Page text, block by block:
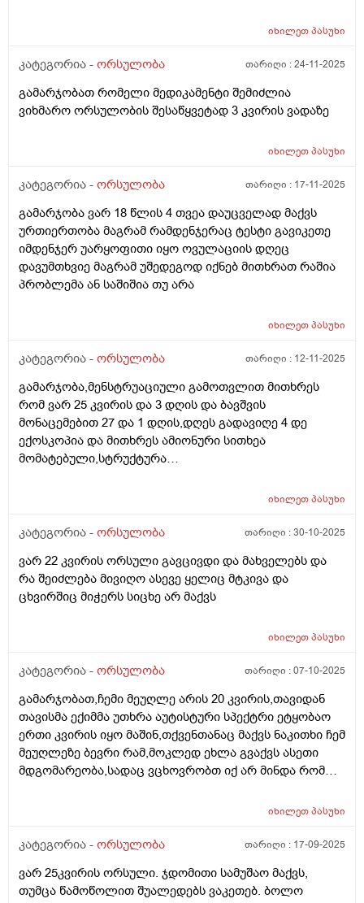
იხილეთპასუხი
კატეგორია - ორსულობა თარიღი :24-11-2025
გამარჯობათ რომელი მედიკამენტი შემიძლია
ვიხმარო ორსულობის შესაწყვეტად 3 კვირის ვადაზე
იხილეთპასუხი
კატეგორია - ორსულობა თარიღი : 17-11-2025
გამარჯობა ვარ 18 წლის 4 თვეა დაუცველად მაქვს
ურთიერთობა მაგრამ რამდენჯერაც ტესტი გავიკეთე
იმდენჯერ უარყოფითი იყო ოვულაციის დღეც
დავუმთხვიე მაგრამ უშედეგოდ იქნებ მითხრათ რაშია
პრობლემა ან საშიშია თუ არა
იხილეთპასუხი
კატეგორია - ორსულობა თარიღი : 12-11-2025
გამარჯობა,მენსტრუაციული გამოთვლით მითხრეს
რომ ვარ 25 კვირის და 3 დღის და ბავშვის
მონაცემებით 27 და 1 დღის,დღეს გადავიღე 4 დე
ექოსკოპია და მითხრეს ამიონური სითხეა
მომატებული,სტრუქტურა
ნაადრევი მშობიარობის,მაქვს ამ ბოლოს წელის
და ხაჭოსებრი გამონადენი,ნაცხის ანალიზმა კანდიდა
იხილეთპასუხი
კატეგორია - ორსულობა თარიღი :30-10-2025
ვარ 22 კვირის ორსული გავცივდი და მახველებს და
რა შეიძლება მივიღო ასევე ყელიც მტკივა და
ცხვირშიც მიჭერს სიცხე არ მაქვს
იხილეთპასუხი
კატეგორია - ორსულობა თარიღი :07-10-2025
გამარჯობათ,ჩემი მეუღლე არის 20 კვირის,თავიდან
თავისმა ექიმმა უთხრა აუტისტური სპექტრი ეტყობაო
ერთი კვირის იყო მაშინ,თქვენთანაც მაქვს ნაკითხი ჩემ
მეუღლეზე ბევრი რამ,მოკლედ ეხლა გვაქვს ასეთი
მდგომარეობა,სადაც ვცხოვრობთ იქ არ მინდა რომ
მკურნალობდა ჩემი მეუღლე ძალიან გაკვირვებული
იყოს,ორსულობა მიდის ძალიან
კარგად,გემახსოვრებით ალბათ მარიხუანას
იხილეთპასუხი
კატეგორია - ორსულობა თარიღი : 17-09-2025
ვარ 25კვირის ორსული. ჯდომითი სამუშაო მაქვს,
თუმცა წამოწოლით შუალედებს ვაკეთებ. ბოლო